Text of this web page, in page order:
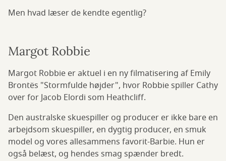
Men hvad læser de kendte egentlig?
Margot Robbie
Margot Robbie er aktuel i en ny filmatisering af Emily
Brontës "Stormfulde højder", hvor Robbie spiller Cathy
over for Jacob Elordi som Heathcliff.
Den australske skuespiller og producer er ikke bare en
arbejdsom skuespiller, en dygtig producer, en smuk
model og vores allesammens favorit-Barbie. Hun er
også belæst, og hendes smag spænder bredt.